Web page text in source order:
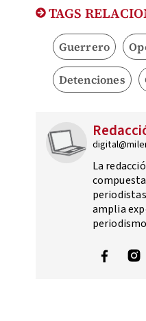
TAGS
Guerrero
Detenciones
La
amplia